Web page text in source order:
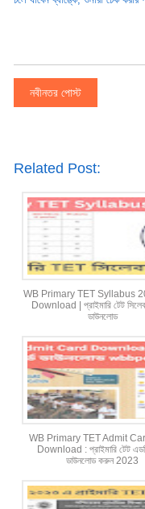
নবীনতর পোস্ট
Related Post:
WB Primary TET Syllabus
Download | প্রাইমারি টেট
ডাউনলোড
WB Primary TET Admit
Download : প্রাইমারি টেট
ডাউনলোড করুন 2023